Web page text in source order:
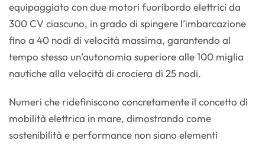
equipaggiato con due motori fuoribordo elettrici da
300 CV ciascuno, in grado di spingere l’imbarcazione
fino a 40 nodi di velocità massima, garantendo al
tempo stesso un’autonomia superiore alle 100 miglia
nautiche alla velocità di crociera di 25 nodi.
Numeri che ridefiniscono concretamente il concetto di
mobilità elettrica in mare, dimostrando come
sostenibilità e performance non siano elementi